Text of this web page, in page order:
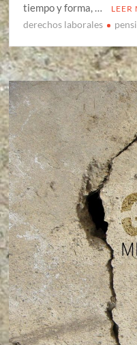
tiempo y forma, …
LEER
derechos laborales